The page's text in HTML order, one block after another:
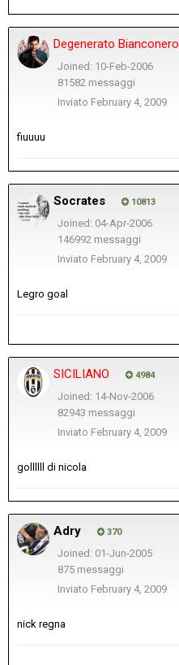
Degenerato Bianconero
Joined: 10-Feb-2006
81582 messaggi
Inviato February 4, 2009
fiuuuu
Socrates 10813
Joined: 04-Apr-2006
146992 messaggi
Inviato February 4, 2009
Legro goal
SICILIANO 4984
Joined: 14-Nov-2006
82943 messaggi
Inviato February 4, 2009
gollllll di nicola
Adry 370
Joined: 01-Jun-2005
875 messaggi
Inviato February 4, 2009
nick regna